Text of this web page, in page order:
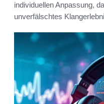
individuellen Anpassung,
unverfälschtes